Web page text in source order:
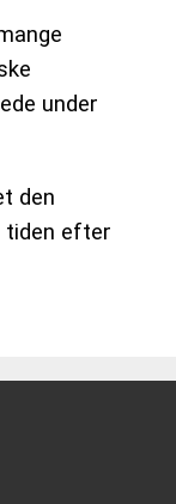
under
den
tiden efter